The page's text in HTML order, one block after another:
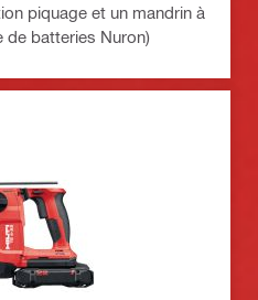
piquage et un mandrin à
de batteries Nuron)